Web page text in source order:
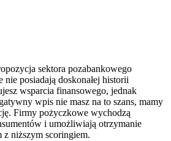
sektora pozabankowego
nie posiadają doskonałej historii
wsparcia finansowego, jednak
wpis nie masz na to szans, mamy
Firmy pożyczkowe wychodzą
i umożliwiają otrzymanie
niższym scoringiem.